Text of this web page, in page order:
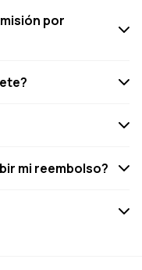
por
mi reembolso?